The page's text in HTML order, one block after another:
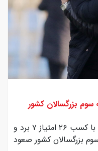
بزرگسالان کشور
آکادمی کیا با بازیکنان ۱۶ تا ۱۸ سال با کسب ۲۶ امتیاز ۷ برد و
بزرگسالان کشور صعود